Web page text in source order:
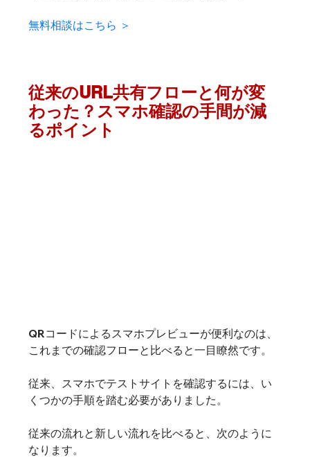
無料相談はこちら ＞
従来のURL共有フローと何が変
わった？スマホ確認の手間が減
るポイント
QRコードによるスマホプレビューが便利なのは、
これまでの確認フローと比べると一目瞭然です。
従来、スマホでテストサイトを確認するには、い
くつかの手順を踏む必要がありました。
従来の流れと新しい流れを比べると、次のように
なります。